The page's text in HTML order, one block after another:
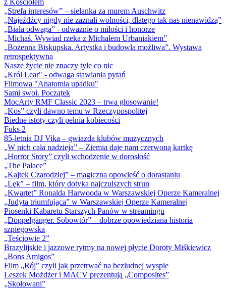
„Strefa interesów” – sielanka za murem Auschwitz
„Najeźdźcy nigdy nie zaznali wolności, dlatego tak nas nienawidzą”
„Biała odwaga” - odważnie o miłości i honorze
„Michaś. Wywiad rzeka z Michałem Urbaniakiem”
„Bożenna Biskupska. Artystka i budowla możliwa”. Wystawa
retrospektywna
Nasze życie nie znaczy tyle co nic
„Król Lear" - odwaga stawiania pytań
Filmowa "Anatomia upadku"
Sami swoi. Początek
MocArty RMF Classic 2023 – trwa głosowanie!
„Kos” czyli dawno temu w Rzeczypospolitej
Biedne istoty czyli pełnia kobiecości
Fuks 2
85-letnia DJ Vika – gwiazda klubów muzycznych
„W nich cała nadzieja” – Ziemia daje nam czerwoną kartkę
„Horror Story” czyli wchodzenie w dorosłość
„The Palace”
„Kajtek Czarodziej” – magiczna opowieść o dorastaniu
„Lęk” – film, który dotyka najczulszych strun
„Kwartet” Ronalda Harwooda w Warszawskiej Operze Kameralnej
„Judyta triumfująca” w Warszawskiej Operze Kameralnej
Piosenki Kabaretu Starszych Panów w streamingu
„Doppelgänger. Sobowtór” – dobrze opowiedziana historia
szpiegowska
„Teściowie 2”
Brazylijskie i jazzowe rytmy na nowej płycie Doroty Miśkiewicz
„Bons Amigos”
Film „Rój” czyli jak przetrwać na bezludnej wyspie
Leszek Możdżer i MACV prezentują „Composites”
„Skołowani”